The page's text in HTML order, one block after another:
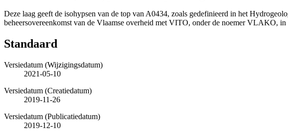
Deze laag geeft de isohypsen van de top van A0434, zoals gedefinieerd in het
beheersovereenkomst van de Vlaamse overheid met VITO, onder de noemer VLAKO,
Standaard
Versiedatum (Wijzigingsdatum)
2021-05-10
Versiedatum (Creatiedatum)
2019-11-26
Versiedatum (Publicatiedatum)
2019-12-10